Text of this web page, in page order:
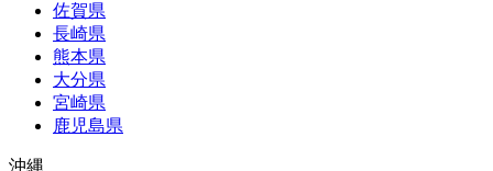
佐賀県
長崎県
熊本県
大分県
宮崎県
鹿児島県
沖縄